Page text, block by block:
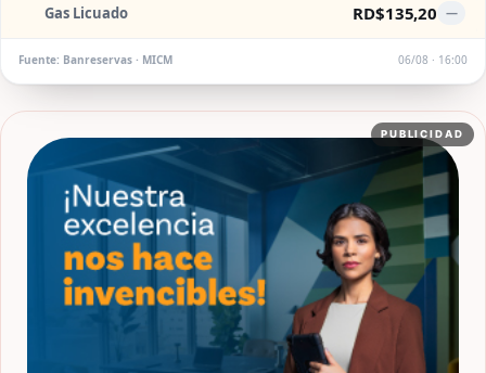
Gas Licuado RD$135,20 —
Fuente: Banreservas · MICM 06/08 · 16:00
PUBLICIDAD